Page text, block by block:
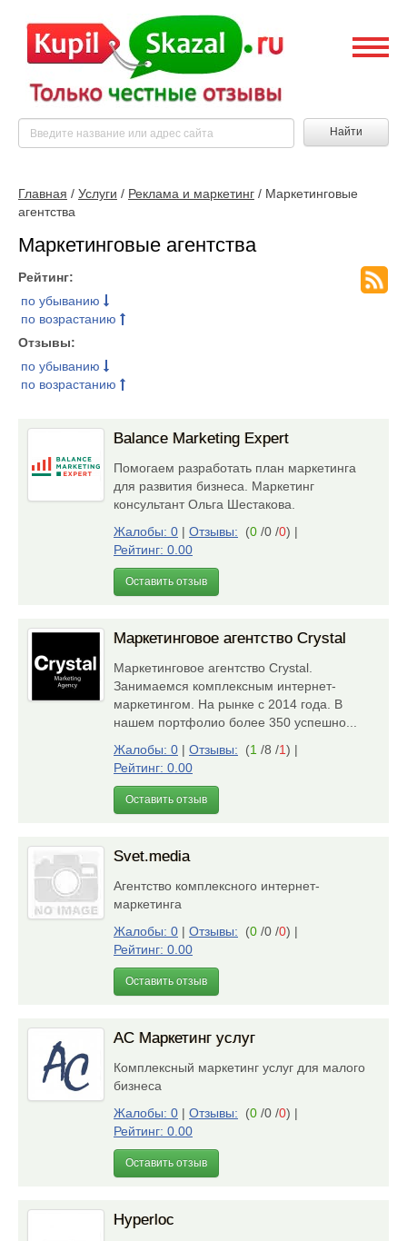
Найти
Главная / Услуги / Реклама и маркетинг / Маркетинговые
агентства
Маркетинговые агентства
Рейтинг:
по убыванию
по возрастанию
Отзывы:
по убыванию
по возрастанию
Balance Marketing Expert
Помогаем разработать план маркетинга
для развития бизнеса. Маркетинг
консультант Ольга Шестакова.
Жалобы: 0 | Отзывы: (0 /0 /0) |
Рейтинг: 0.00
Оставить отзыв
Маркетинговое агентство Crystal
Маркетинговое агентство Crystal.
Занимаемся комплексным интернет-
маркетингом. На рынке с 2014 года. В
нашем портфолио более 350 успешно...
Жалобы: 0 | Отзывы: (1 /8 /1) |
Рейтинг: 0.00
Оставить отзыв
Svet.media
Агентство комплексного интернет-
маркетинга
Жалобы: 0 | Отзывы: (0 /0 /0) |
Рейтинг: 0.00
Оставить отзыв
АС Маркетинг услуг
Комплексный маркетинг услуг для малого
бизнеса
Жалобы: 0 | Отзывы: (0 /0 /0) |
Рейтинг: 0.00
Оставить отзыв
Hyperloc